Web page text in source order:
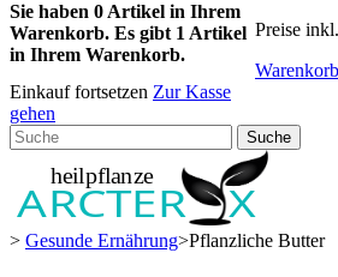
Preise
Sie haben 0 Artikel in Ihrem
Warenkorb. Es gibt 1 Artikel
in Ihrem Warenkorb.
Einkauf fortsetzen Zur Kasse
gehen
Suche
> Gesunde Ernährung>Pflanzliche Butter